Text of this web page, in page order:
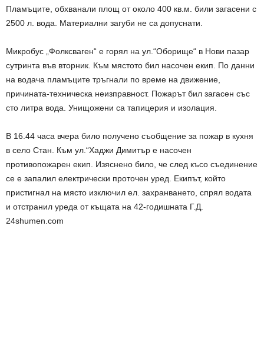
Пламъците, обхванали площ от около 400 кв.м. били загасени с
2500 л. вода. Материални загуби не са допуснати.
Микробус „Фолксваген“ е горял на ул.“Оборище“ в Нови пазар
сутринта във вторник. Към мястото бил насочен екип. По данни
на водача пламъците тръгнали по време на движение,
причината-техническа неизправност. Пожарът бил загасен със
сто литра вода. Унищожени са тапицерия и изолация.
В 16.44 часа вчера било получено съобщение за пожар в кухня
в село Стан. Към ул.“Хаджи Димитър е насочен
противопожарен екип. Изяснено било, че след късо съединение
се е запалил електрически проточен уред. Екипът, който
пристигнал на място изключил ел. захранването, спрял водата
и отстранил уреда от къщата на 42-годишната Г.Д.
24shumen.com